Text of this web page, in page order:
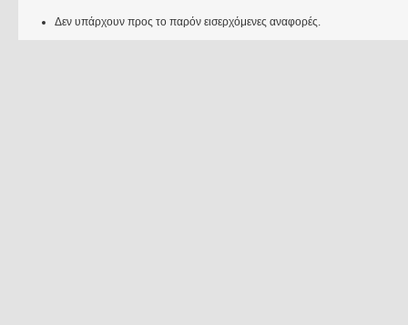
Δεν υπάρχουν προς το παρόν εισερχόμενες αναφορές.